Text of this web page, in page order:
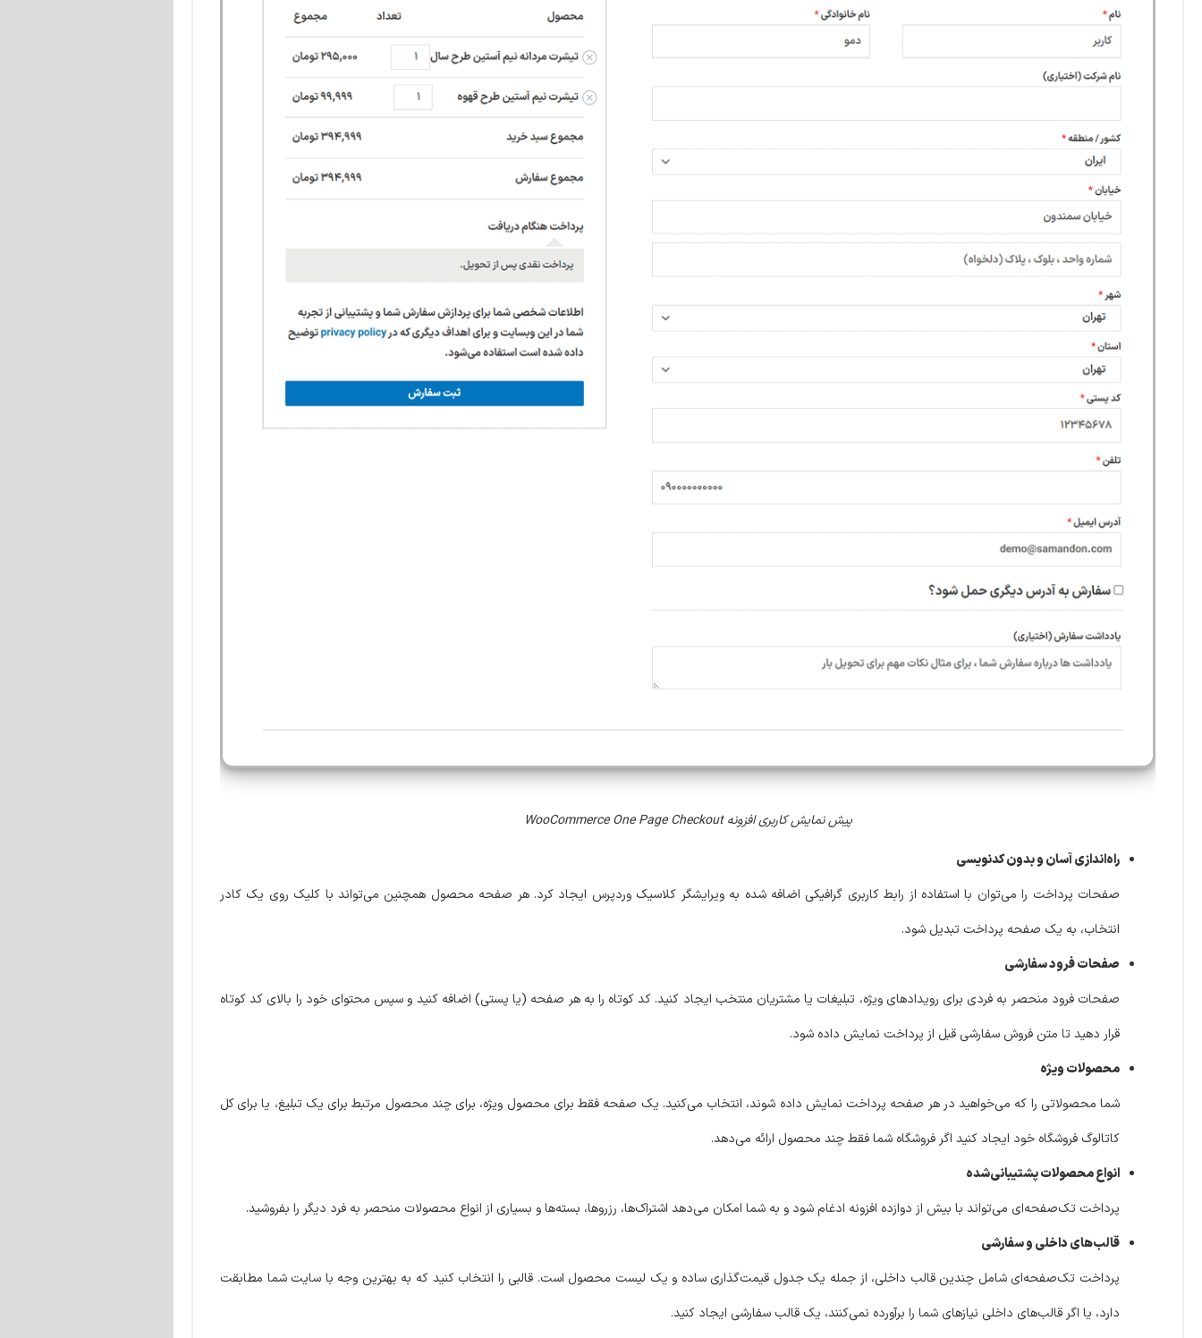
پیش نمایش کاربری افزونه WooCommerce One Page Checkout
راه‌اندازی آسان و بدون کدنویسی
صفحات پرداخت را می‌توان با استفاده از رابط کاربری گرافیکی اضافه شده به ویرایشگر کلاسیک وردپرس ایجاد کرد. هر صفحه محصول همچنین می‌تواند با کلیک روی یک کادر
انتخاب، به یک صفحه پرداخت تبدیل شود.
صفحات فرود سفارشی
صفحات فرود منحصر به فردی برای رویدادهای ویژه، تبلیغات یا مشتریان منتخب ایجاد کنید. کد کوتاه را به هر صفحه (یا پستی) اضافه کنید و سپس محتوای خود را بالای کد کوتاه
قرار دهید تا متن فروش سفارشی قبل از پرداخت نمایش داده شود.
محصولات ویژه
شما محصولاتی را که می‌خواهید در هر صفحه پرداخت نمایش داده شوند، انتخاب می‌کنید. یک صفحه فقط برای محصول ویژه، برای چند محصول مرتبط برای یک تبلیغ، یا برای کل
کاتالوگ فروشگاه خود ایجاد کنید اگر فروشگاه شما فقط چند محصول ارائه می‌دهد.
انواع محصولات پشتیبانی‌شده
پرداخت تک‌صفحه‌ای می‌تواند با بیش از دوازده افزونه ادغام شود و به شما امکان می‌دهد اشتراک‌ها، رزروها، بسته‌ها و بسیاری از انواع محصولات منحصر به فرد دیگر را بفروشید.
قالب‌های داخلی و سفارشی
پرداخت تک‌صفحه‌ای شامل چندین قالب داخلی، از جمله یک جدول قیمت‌گذاری ساده و یک لیست محصول است. قالبی را انتخاب کنید که به بهترین وجه با سایت شما مطابقت
دارد، یا اگر قالب‌های داخلی نیازهای شما را برآورده نمی‌کنند، یک قالب سفارشی ایجاد کنید.